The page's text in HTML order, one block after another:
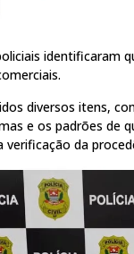
identificaram
diversos itens,
e os padrões de
verificação da